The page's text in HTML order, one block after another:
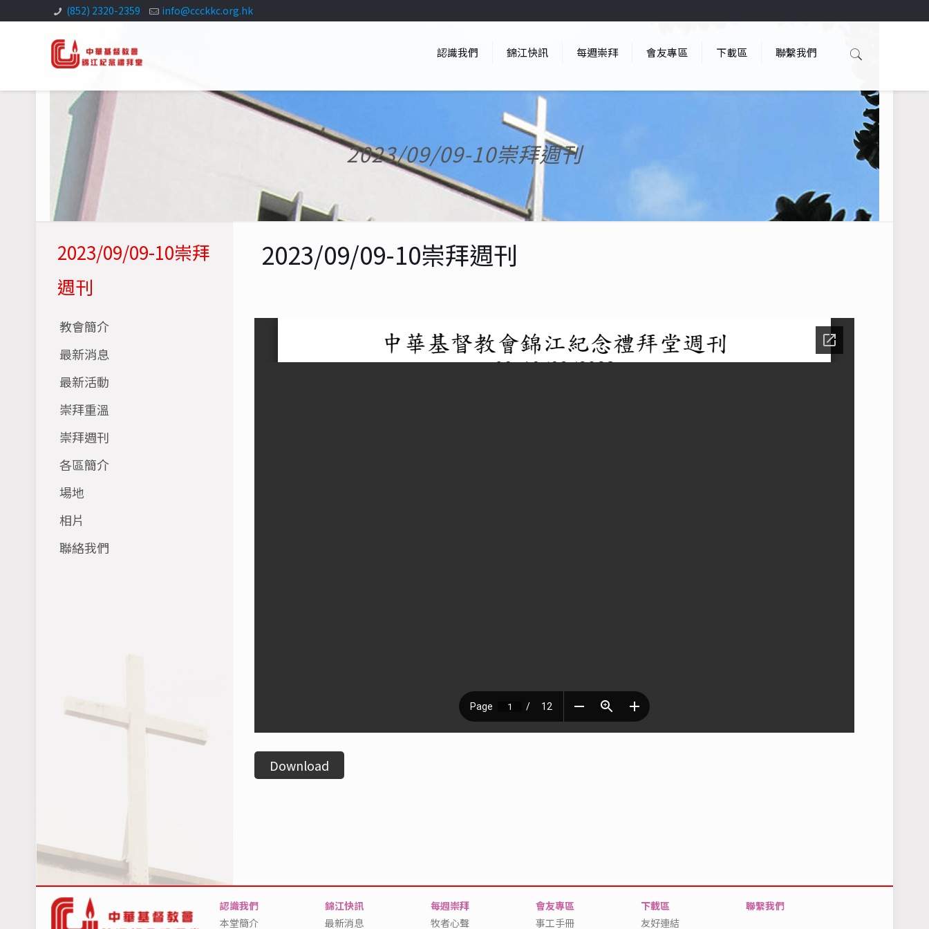
(852) 2320-2359 info@ccckkc.org.hk
認識我們 錦江快訊 每週崇拜 會友專區 下載區 聯繫我們
2023/09/09-10崇拜週刊
2023/09/09-10崇拜
週刊
教會簡介
最新消息
最新活動
崇拜重溫
崇拜週刊
各區簡介
場地
相片
聯絡我們
2023/09/09-10崇拜週刊
Download
認識我們
本堂簡介
錦江快訊
最新消息
每週崇拜
牧者心聲
會友專區
事工手冊
下載區
友好連結
聯繫我們